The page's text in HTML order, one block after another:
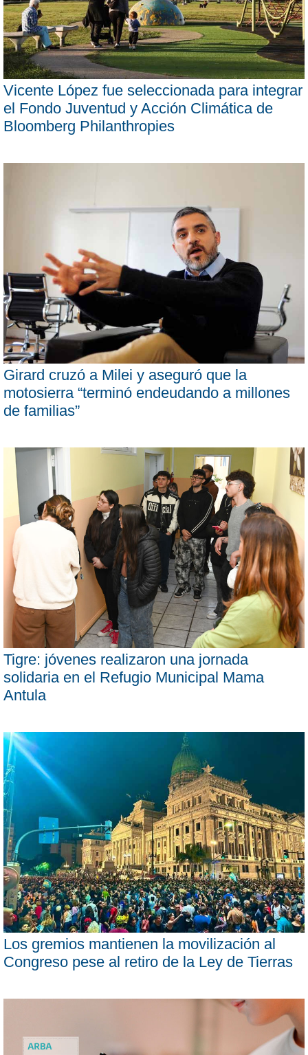
Vicente López fue seleccionada para integrar
el Fondo Juventud y Acción Climática de
Bloomberg Philanthropies
Girard cruzó a Milei y aseguró que la
motosierra “terminó endeudando a millones
de familias”
Tigre: jóvenes realizaron una jornada
solidaria en el Refugio Municipal Mama
Antula
Los gremios mantienen la movilización al
Congreso pese al retiro de la Ley de Tierras